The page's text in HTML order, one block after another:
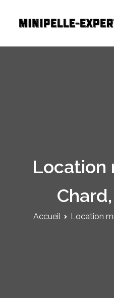
contenu
Mini Pelle Experts
Location
Accueil Location